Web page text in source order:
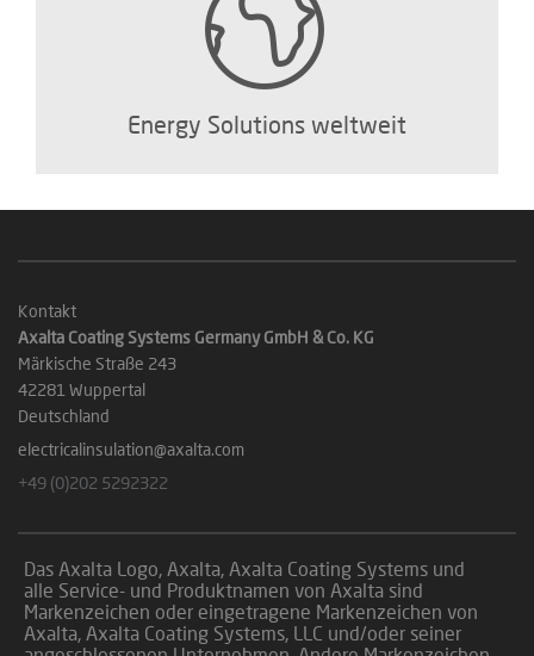
Energy Solutions weltweit
Kontakt
Axalta Coating Systems Germany GmbH & Co. KG
Märkische Straße 243
42281 Wuppertal
Deutschland
electricalinsulation@axalta.com
+49 (0)202 5292322
Das Axalta Logo, Axalta, Axalta Coating Systems und
alle Service- und Produktnamen von Axalta sind
Markenzeichen oder eingetragene Markenzeichen von
Axalta, Axalta Coating Systems, LLC und/oder seiner